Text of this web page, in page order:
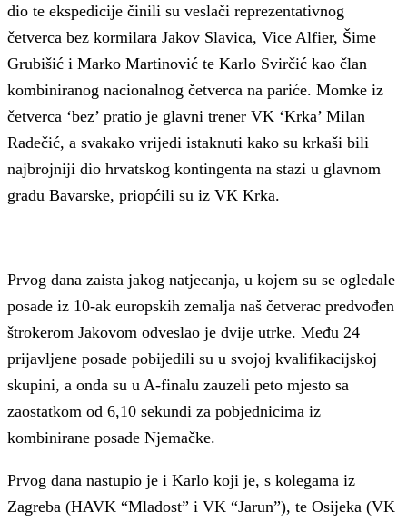
dio te ekspedicije činili su veslači reprezentativnog
četverca bez kormilara Jakov Slavica, Vice Alfier, Šime
Grubišić i Marko Martinović te Karlo Svirčić kao član
kombiniranog nacionalnog četverca na pariće. Momke iz
četverca ‘bez’ pratio je glavni trener VK ‘Krka’ Milan
Radečić, a svakako vrijedi istaknuti kako su krkaši bili
najbrojniji dio hrvatskog kontingenta na stazi u glavnom
gradu Bavarske, priopćili su iz VK Krka.
Prvog dana zaista jakog natjecanja, u kojem su se ogledale
posade iz 10-ak europskih zemalja naš četverac predvođen
štrokerom Jakovom odveslao je dvije utrke. Među 24
prijavljene posade pobijedili su u svojoj kvalifikacijskoj
skupini, a onda su u A-finalu zauzeli peto mjesto sa
zaostatkom od 6,10 sekundi za pobjednicima iz
kombinirane posade Njemačke.
Prvog dana nastupio je i Karlo koji je, s kolegama iz
Zagreba (HAVK “Mladost” i VK “Jarun”), te Osijeka (VK